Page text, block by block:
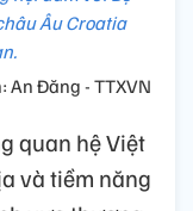
Âu Croatia
An Đăng - TTXVN
quan hệ Việt
và tiềm năng